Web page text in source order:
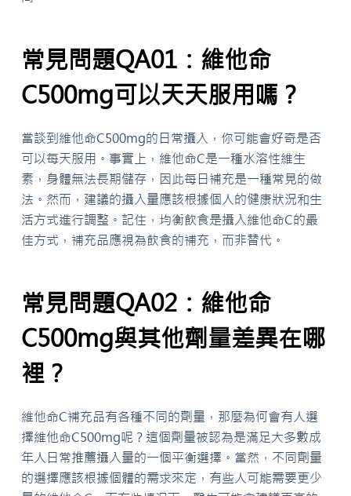
常見問題QA01：維他命
C500mg可以天天服用嗎？
當談到維他命C500mg的日常攝入，你可能會好奇是否
可以每天服用。事實上，維他命C是一種水溶性維生
素，身體無法長期儲存，因此每日補充是一種常見的做
法。然而，建議的攝入量應該根據個人的健康狀況和生
活方式進行調整。記住，均衡飲食是攝入維他命C的最
佳方式，補充品應視為飲食的補充，而非替代。
常見問題QA02：維他命
C500mg與其他劑量差異在哪
裡？
維他命C補充品有各種不同的劑量，那麼為何會有人選
擇維他命C500mg呢？這個劑量被認為是滿足大多數成
年人日常推薦攝入量的一個平衡選擇。當然，不同劑量
的選擇應該根據個體的需求來定，有些人可能需要更少